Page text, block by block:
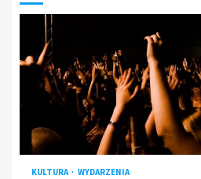
KULTURA WYDARZENIA